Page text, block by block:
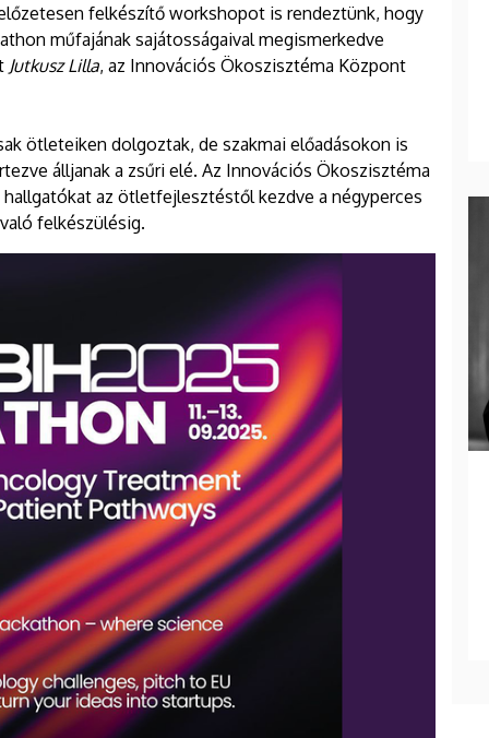
felkészítő workshopot is rendeztünk, hogy
műfajának sajátosságaival megismerkedve
Jutkusz Lilla, az Innovációs Ökoszisztéma Központ
ötleteiken dolgoztak, de szakmai előadásokon is
álljanak a zsűri elé. Az Innovációs Ökoszisztéma
az ötletfejlesztéstől kezdve a négyperces
felkészülésig.